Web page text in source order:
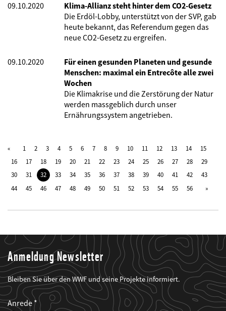
09.10.2020
Klima-Allianz steht hinter dem CO2-Gesetz
Die Erdöl-Lobby, unterstützt von der SVP, gab
heute bekannt, das Referendum gegen das
neue CO2-Gesetz zu ergreifen.
09.10.2020
Für einen gesunden Planeten und gesunde
Menschen: maximal ein Entrecôte alle zwei
Wochen
Die Klimakrise und die Zerstörung der Natur
werden massgeblich durch unser
Ernährungssystem angetrieben.
1 2 3 4 5 6 7 8 9 10 11 12 13 14
15
16
17 18 19 20 21 22 23 24 25 26 27 28
29
30
31 32 33 34 35 36 37 38 39 40 41 42
43
44
45 46 47 48 49 50 51 52 53 54 55 56
Anmeldung Newsletter
Bleiben Sie über den WWF und seine Projekte informiert.
Web2Case
Infofelder
Fieldset
anrede_name
Anrede